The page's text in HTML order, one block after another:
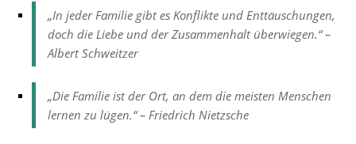
„In jeder Familie gibt es Konflikte und Enttäuschungen,
doch die Liebe und der Zusammenhalt überwiegen.“ –
Albert Schweitzer
„Die Familie ist der Ort, an dem die meisten Menschen
lernen zu lügen.“ – Friedrich Nietzsche